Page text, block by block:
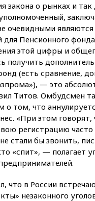
закона о рынках и так
очевидными являются
для Пенсионного
этой цифры и
получить
(есть сравнение,
— это
Титов. Омбудсмен
о том, что
«При этом говорят,
регистрацию часто
стали бы звонить,
«спит», — полагает
что в России
незаконного